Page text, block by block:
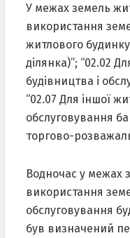
У межах земель
використання
житлового
ділянка)”; “02.02
будівництва і
“02.07 Для іншої
обслуговування
торгово-
Водночас у межах
використання
обслуговування
був визначений